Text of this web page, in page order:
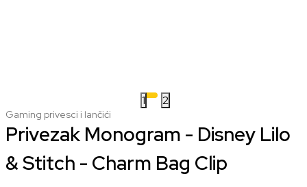
1 2
Gaming privesci i lančići
Privezak Monogram - Disney Lilo
& Stitch - Charm Bag Clip